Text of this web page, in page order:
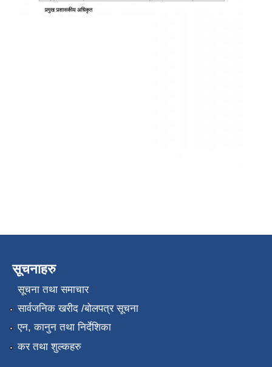
सूचनाहरु
सूचना तथा समाचार
सार्वजनिक खरीद /बोलपत्र सूचना
एन, कानुन तथा निर्देशिका
कर तथा शुल्कहरु